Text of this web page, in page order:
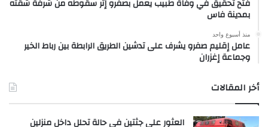
فتح تحقيق في وفاة طبيب يعمل بصفرو إثر سقوطه من شرفة شقته
بمدينة فاس
منذ أسبوع واحد
عامل إقليم صفرو يشرف على تدشين الطريق الرابطة بين رباط الخير
وجماعة إغزران
أخر المقالات
العثور على جثتين في حالة تحلل داخل منزلين